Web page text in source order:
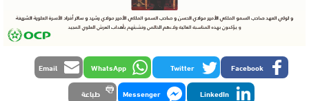
Facebook
Twitter
WhatsApp
Email
LinkedIn
Messenger طباعة